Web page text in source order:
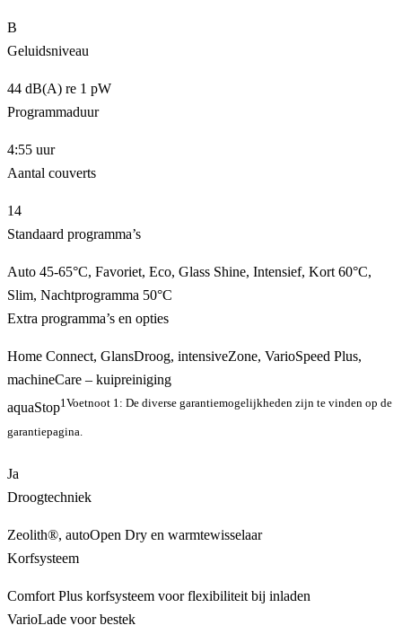
B
Geluidsniveau
44 dB(A) re 1 pW
Programmaduur
4:55 uur
Aantal couverts
14
Standaard programma’s
Auto 45-65°C, Favoriet, Eco, Glass Shine, Intensief, Kort 60°C,
Slim, Nachtprogramma 50°C
Extra programma’s en opties
Home Connect, GlansDroog, intensiveZone, VarioSpeed Plus,
machineCare – kuipreiniging
aquaStop1Voetnoot 1: De diverse garantiemogelijkheden zijn te vinden op de
garantiepagina.
Ja
Droogtechniek
Zeolith®, autoOpen Dry en warmtewisselaar
Korfsysteem
Comfort Plus korfsysteem voor flexibiliteit bij inladen
VarioLade voor bestek